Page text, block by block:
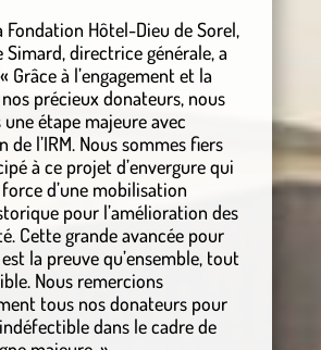
Fondation Hôtel-Dieu de Sorel,
Simard, directrice générale, a
Grâce à l’engagement et la
précieux donateurs, nous
étape majeure avec
de l’IRM. Nous sommes fiers
à ce projet d’envergure qui
d’une mobilisation
pour l’amélioration des
Cette grande avancée pour
la preuve qu’ensemble, tout
Nous remercions
tous nos donateurs pour
dans le cadre de